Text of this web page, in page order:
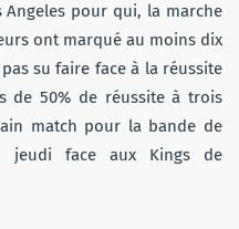
Angeles pour qui, la marche
ont marqué au moins dix
su faire face à la réussite
de 50% de réussite à trois
match pour la bande de
jeudi face aux Kings de